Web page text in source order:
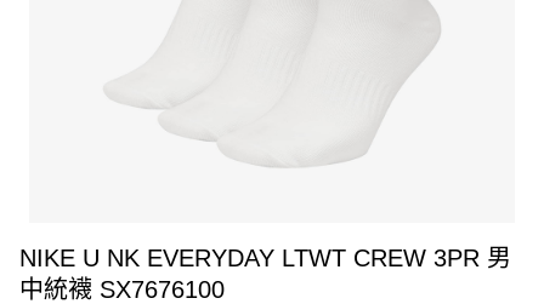
NIKE U NK EVERYDAY LTWT CREW 3PR 男
中統襪 SX7676100